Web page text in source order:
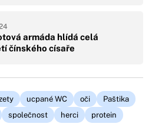
armáda hlídá celá
čínského císaře
ucpané WC oči
Paštika
společnost herci protein